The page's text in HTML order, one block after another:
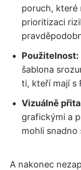
poruch, které
prioritizaci
Použitelnost:
šablona
ti, kteří mají s
Vizuálně
grafickými a
mohli snadno
A nakonec